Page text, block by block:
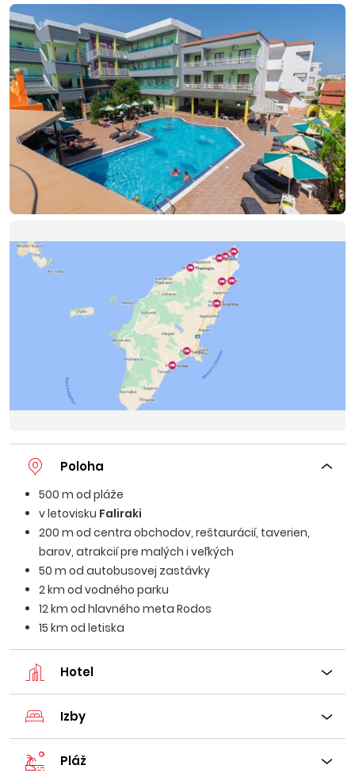
Poloha
500 m od pláže
v letovisku Faliraki
200 m od centra obchodov, reštaurácií, taverien,
barov, atrakcií pre malých i veľkých
50 m od autobusovej zastávky
2 km od vodného parku
12 km od hlavného meta Rodos
15 km od letiska
Hotel
Izby
Pláž